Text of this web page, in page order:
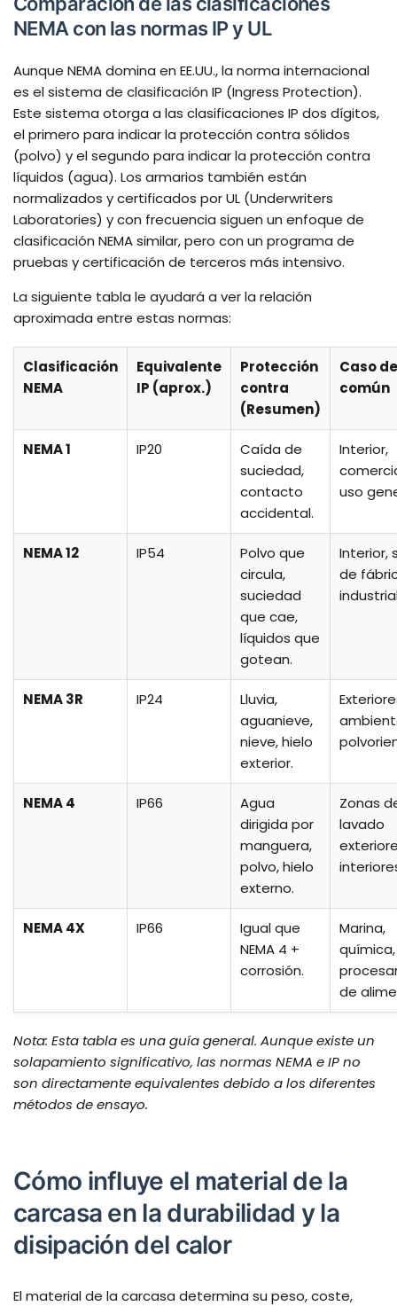
NEMA con las normas IP y UL
Aunque NEMA domina en EE.UU., la norma internacional
es el sistema de clasificación IP (Ingress Protection).
Este sistema otorga a las clasificaciones IP dos dígitos,
el primero para indicar la protección contra sólidos
(polvo) y el segundo para indicar la protección contra
líquidos (agua). Los armarios también están
normalizados y certificados por UL (Underwriters
Laboratories) y con frecuencia siguen un enfoque de
clasificación NEMA similar, pero con un programa de
pruebas y certificación de terceros más intensivo.
La siguiente tabla le ayudará a ver la relación
aproximada entre estas normas:
Clasificación
NEMA
Equivalente
IP (aprox.)
Protección
contra
(Resumen)
Caso
común
NEMA 1 IP20
Caída de
suciedad,
contacto
accidental.
Interior,
uso
NEMA 12 IP54
Polvo que
circula,
suciedad
que cae,
líquidos que
gotean.
Interior,
de
NEMA 3R IP24
Lluvia,
aguanieve,
nieve, hielo
exterior.
NEMA 4 IP66
Agua
dirigida por
manguera,
polvo, hielo
externo.
Zonas
lavado
NEMA 4X IP66
Igual que
NEMA 4 +
corrosión.
Marina,
química,
de
Nota: Esta tabla es una guía general. Aunque existe un
solapamiento significativo, las normas NEMA e IP no
son directamente equivalentes debido a los diferentes
métodos de ensayo.
Cómo influye el material de la
carcasa en la durabilidad y la
disipación del calor
El material de la carcasa determina su peso, coste,